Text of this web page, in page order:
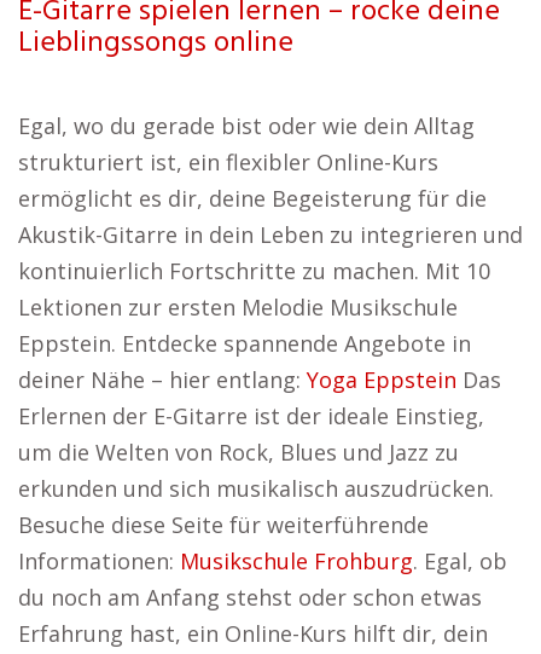
E-Gitarre spielen lernen – rocke deine
Lieblingssongs online
Egal, wo du gerade bist oder wie dein Alltag
strukturiert ist, ein flexibler Online-Kurs
ermöglicht es dir, deine Begeisterung für die
Akustik-Gitarre in dein Leben zu integrieren und
kontinuierlich Fortschritte zu machen. Mit 10
Lektionen zur ersten Melodie Musikschule
Eppstein. Entdecke spannende Angebote in
deiner Nähe – hier entlang: Yoga Eppstein Das
Erlernen der E-Gitarre ist der ideale Einstieg,
um die Welten von Rock, Blues und Jazz zu
erkunden und sich musikalisch auszudrücken.
Besuche diese Seite für weiterführende
Informationen: Musikschule Frohburg. Egal, ob
du noch am Anfang stehst oder schon etwas
Erfahrung hast, ein Online-Kurs hilft dir, dein